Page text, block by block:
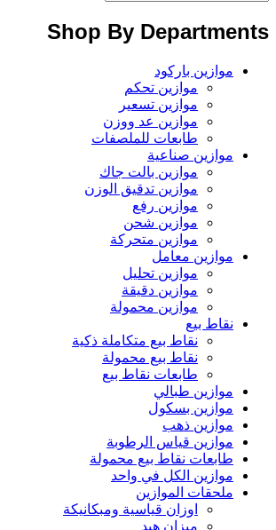
Shop By Departments
موازين باركود
موازين تحكم
موازين تسعير
موازين عد ووزن
طابعات للملصفات
موازين صناعية
موازين بالت جاك
موازين تدقيق الوزن
موازين رفع
موازين شحن
موازين متحركة
موازين معامل
موازين تحليل
موازين دقيقة
موازين محمولة
نقاط بيع
نقاط بيع متكاملة ذكية
نقاط بيع محمولة
طابعات نقاط بيع
موازين طبالي
موازين بسكول
موازين ذهب
موازين قياس الرطوبة
طابعات نقاط بيع محمولة
موازين الكل في واحد
ملحقات الموازين
اوزان قياسية ومبكانيكة
ميزان هيد